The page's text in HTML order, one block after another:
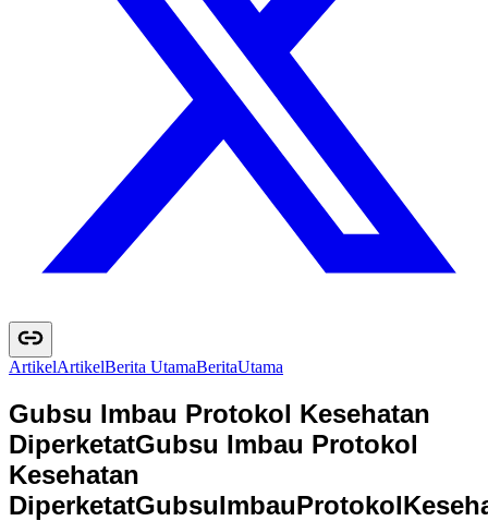
ArtikelArtikelBerita UtamaBeritaUtama
Gubsu Imbau Protokol Kesehatan
DiperketatGubsu Imbau Protokol
Kesehatan
DiperketatGubsuImbauProtokolKeseh